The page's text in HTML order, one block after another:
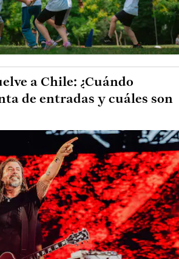
a Chile: ¿Cuándo
de entradas y cuáles son